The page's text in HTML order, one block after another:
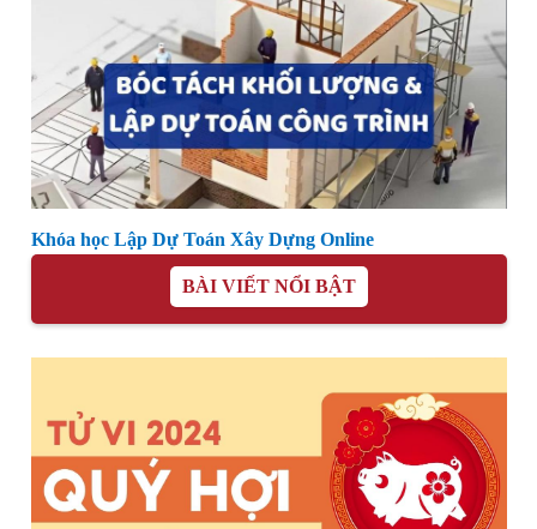
Khóa học Lập Dự Toán Xây Dựng Online
BÀI VIẾT NỔI BẬT